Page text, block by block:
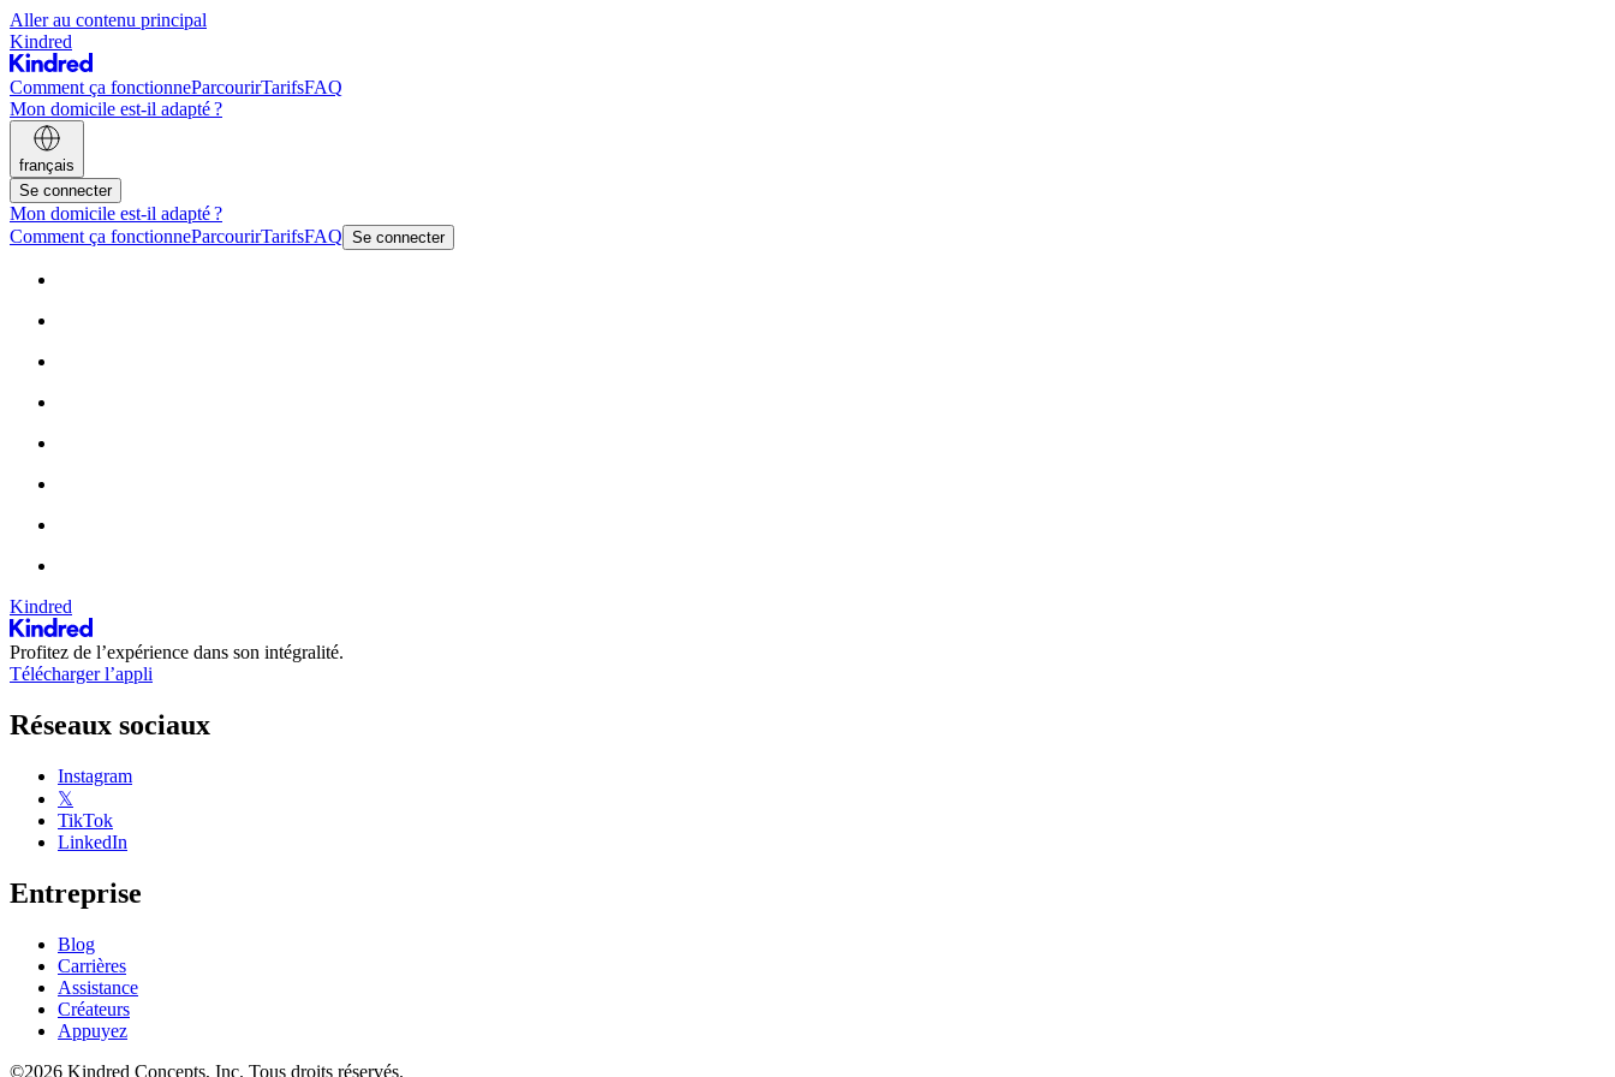
Aller au contenu principal
Kindred
Comment ça fonctionneParcourirTarifsFAQ
Mon domicile est-il adapté ?
français
Se connecter
Mon domicile est-il adapté ?
Comment ça fonctionneParcourirTarifsFAQ Se connecter
Kindred
Profitez de l’expérience dans son intégralité.
Télécharger l’appli
Réseaux sociaux
Instagram
𝕏
TikTok
LinkedIn
Entreprise
Blog
Carrières
Assistance
Créateurs
Appuyez
©2026 Kindred Concepts, Inc. Tous droits réservés.